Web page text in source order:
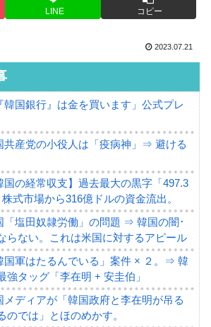
LINE コピー
2023.07.21
韓国銀行』は金を買います」公式プレ
共産党の小役人は「疫病神」⇒ 避ける
国の経常収支】過去最大の黒字「497.3
式市場から316億ドルの資金流出。
「塩田奴隷労働」の問題 ⇒ 韓国の闇･
らない。これは米国に対するアピール
国軍はたるんでいる」案件 × ２。⇒ 韓
強タッグ「李在明 + 安圭伯」
メディアが「韓国政府と李在明が吊る
のでは」とほのめかす。